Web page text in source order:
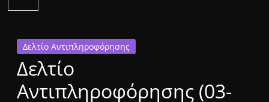
κοινωνικό
ραδιόφωνο
1431AM
Δελτίο Αντιπληροφόρησης
Δελτίο
Αντιπληροφόρησης (03-